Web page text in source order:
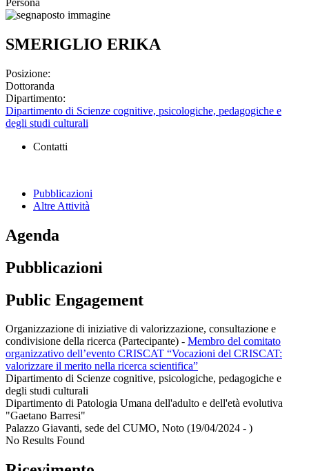
Persona
SMERIGLIO ERIKA
Posizione:
Dottoranda
Dipartimento:
Dipartimento di Scienze cognitive, psicologiche, pedagogiche e
degli studi culturali
Contatti
Pubblicazioni
Altre Attività
Agenda
Pubblicazioni
Public Engagement
Organizzazione di iniziative di valorizzazione, consultazione e
condivisione della ricerca (Partecipante) - Membro del comitato
organizzativo dell’evento CRISCAT “Vocazioni del CRISCAT:
valorizzare il merito nella ricerca scientifica”
Dipartimento di Scienze cognitive, psicologiche, pedagogiche e
degli studi culturali
Dipartimento di Patologia Umana dell'adulto e dell'età evolutiva
"Gaetano Barresi"
Palazzo Giavanti, sede del CUMO, Noto (19/04/2024 - )
No Results Found